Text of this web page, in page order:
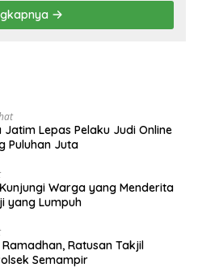
Lepas Pelaku Judi Online
Puluhan Juta
Warga yang Menderita
yang Lumpuh
Ratusan Takjil
Semampir